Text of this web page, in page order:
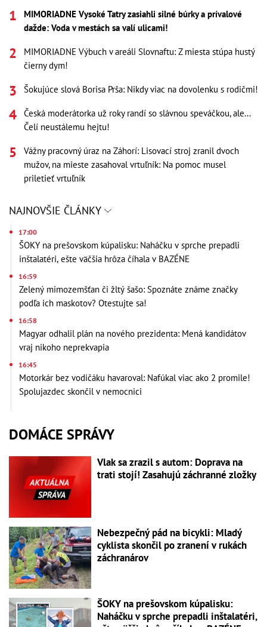
MIMORIADNE Vysoké Tatry zasiahli silné búrky a prívalové
dažde: Voda v mestách sa valí ulicami!
MIMORIADNE Výbuch v areáli Slovnaftu: Z miesta stúpa hustý
čierny dym!
Šokujúce slová Borisa Prša: Nikdy viac na dovolenku s rodičmi!
Česká moderátorka už roky randí so slávnou speváčkou, ale...
Čelí neustálemu hejtu!
Vážny pracovný úraz na Záhorí: Lisovací stroj zranil dvoch
mužov, na mieste zasahoval vrtuľník: Na pomoc musel
priletieť vrtuľník
NAJNOVŠIE ČLÁNKY
17:00
ŠOKY na prešovskom kúpalisku: Naháčku v sprche prepadli
inštalatéri, ešte väčšia hrôza číhala v BAZÉNE
16:59
Zelený mimozemšťan či žltý šašo: Spoznáte známe značky
podľa ich maskotov? Otestujte sa!
16:58
Magyar odhalil plán na nového prezidenta: Mená kandidátov
vraj nikoho neprekvapia
16:45
Motorkár bez vodičáku havaroval: Nafúkal viac ako 2 promile!
Spolujazdec skončil v nemocnici
DOMÁCE SPRÁVY
Vlak sa zrazil s autom: Doprava na
trati stojí! Zasahujú záchranné zložky
Nebezpečný pád na bicykli: Mladý
cyklista skončil po zranení v rukách
záchranárov
ŠOKY na prešovskom kúpalisku:
Naháčku v sprche prepadli inštalatéri,